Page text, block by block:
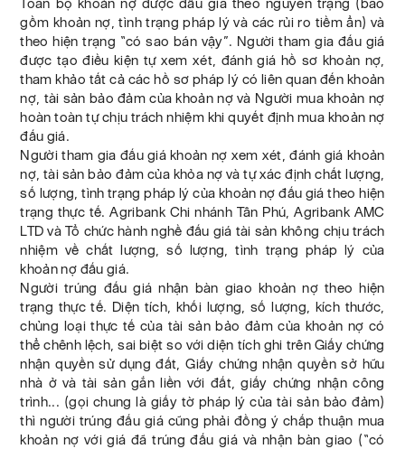
Toàn bộ khoản nợ được đấu giá theo nguyên trạng (bao
gồm khoản nợ, tình trạng pháp lý và các rủi ro tiềm ẩn) và
theo hiện trạng “có sao bán vậy”. Người tham gia đấu giá
được tạo điều kiện tự xem xét, đánh giá hồ sơ khoản nợ,
tham khảo tất cả các hồ sơ pháp lý có liên quan đến khoản
nợ, tài sản bảo đảm của khoản nợ và Người mua khoản nợ
hoàn toàn tự chịu trách nhiệm khi quyết định mua khoản nợ
đấu giá.
Người tham gia đấu giá khoản nợ xem xét, đánh giá khoản
nợ, tài sản bảo đảm của khỏa nợ và tự xác định chất lượng,
số lượng, tình trạng pháp lý của khoản nợ đấu giá theo hiện
trạng thực tế. Agribank Chi nhánh Tân Phú, Agribank AMC
LTD và Tổ chức hành nghề đấu giá tài sản không chịu trách
nhiệm về chất lượng, số lượng, tình trạng pháp lý của
khoản nợ đấu giá.
Người trúng đấu giá nhận bàn giao khoản nợ theo hiện
trạng thực tế. Diện tích, khối lượng, số lượng, kích thước,
chủng loại thực tế của tài sản bảo đảm của khoản nợ có
thể chênh lệch, sai biệt so với diện tích ghi trên Giấy chứng
nhận quyền sử dụng đất, Giấy chứng nhận quyền sở hữu
nhà ở và tài sản gắn liền với đất, giấy chứng nhận công
trình... (gọi chung là giấy tờ pháp lý của tài sản bảo đảm)
thì người trúng đấu giá cũng phải đồng ý chấp thuận mua
khoản nợ với giá đã trúng đấu giá và nhận bàn giao (“có